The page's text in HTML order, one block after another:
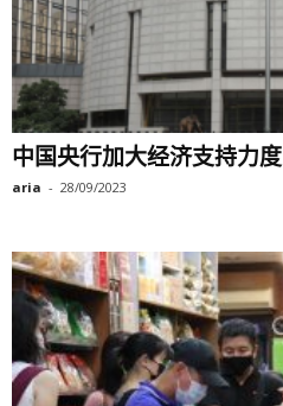
中国央行加大经济支持力度
aria - 28/09/2023